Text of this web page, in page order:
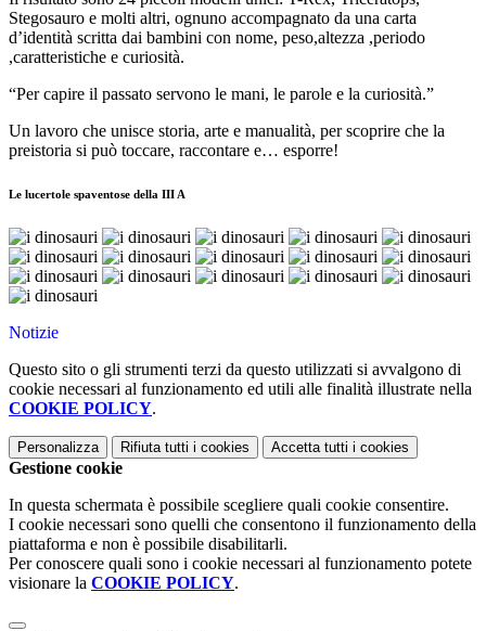
Stegosauro e molti altri, ognuno accompagnato da una carta
d’identità scritta dai bambini con nome, peso,altezza ,periodo
,caratteristiche e curiosità.
“Per capire il passato servono le mani, le parole e la curiosità.”
Un lavoro che unisce storia, arte e manualità, per scoprire che la
preistoria si può toccare, raccontare e… esporre!
Le lucertole spaventose della III A
Notizie
Questo sito o gli strumenti terzi da questo utilizzati si avvalgono di
cookie necessari al funzionamento ed utili alle finalità illustrate nella
COOKIE POLICY.
Personalizza Rifiuta tutti i cookies Accetta tutti i cookies
Gestione cookie
In questa schermata è possibile scegliere quali cookie consentire.
I cookie necessari sono quelli che consentono il funzionamento della
piattaforma e non è possibile disabilitarli.
Per conoscere quali sono i cookie necessari al funzionamento potete
visionare la COOKIE POLICY.